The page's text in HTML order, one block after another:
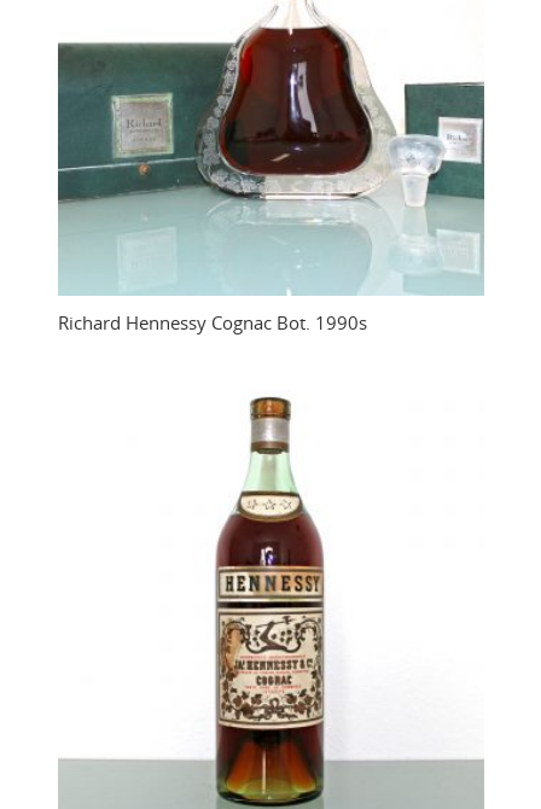
Richard Hennessy Cognac Bot. 1990s